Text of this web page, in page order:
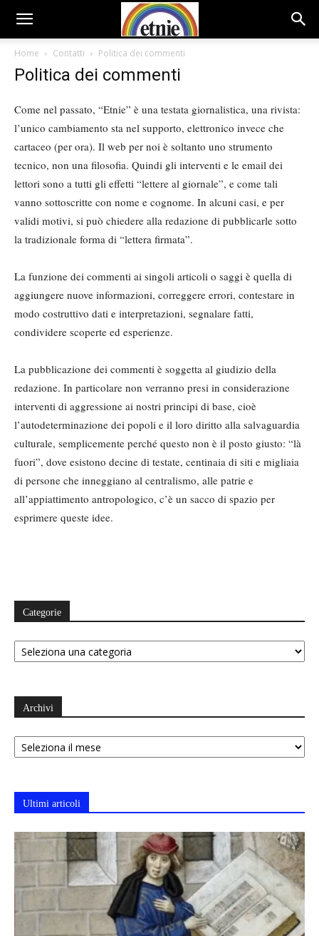
Home Contatti Politica dei commenti
Politica dei commenti
Come nel passato, “Etnie” è una testata giornalistica, una rivista:
l’unico cambiamento sta nel supporto, elettronico invece che
cartaceo (per ora). Il web per noi è soltanto uno strumento
tecnico, non una filosofia. Quindi gli interventi e le email dei
lettori sono a tutti gli effetti “lettere al giornale”, e come tali
vanno sottoscritte con nome e cognome. In alcuni casi, e per
validi motivi, si può chiedere alla redazione di pubblicarle sotto
la tradizionale forma di “lettera firmata”.
La funzione dei commenti ai singoli articoli o saggi è quella di
aggiungere nuove informazioni, correggere errori, contestare in
modo costruttivo dati e interpretazioni, segnalare fatti,
condividere scoperte ed esperienze.
La pubblicazione dei commenti è soggetta al giudizio della
redazione. In particolare non verranno presi in considerazione
interventi di aggressione ai nostri principi di base, cioè
l’autodeterminazione dei popoli e il loro diritto alla salvaguardia
culturale, semplicemente perché questo non è il posto giusto: “là
fuori”, dove esistono decine di testate, centinaia di siti e migliaia
di persone che inneggiano al centralismo, alle patrie e
all’appiattimento antropologico, c’è un sacco di spazio per
esprimere queste idee.
Categorie
Categorie
Archivi
Archivi
Ultimi articoli